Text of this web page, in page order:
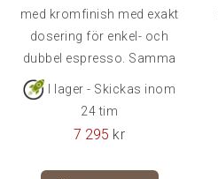
med kromfinish med exakt
dosering för enkel- och
dubbel espresso. Samma
I lager - Skickas inom
24 tim
7 295 kr